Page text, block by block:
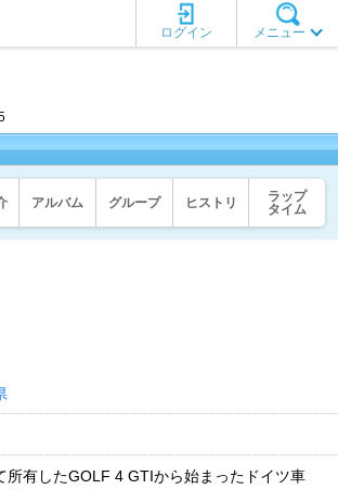
メニュー
ログイン
アルバム グループ ヒストリ
ラップ
タイム
所有したGOLF 4 GTIから始まったドイツ車